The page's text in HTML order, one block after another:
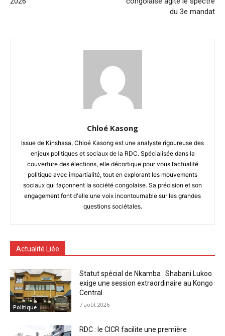
du 3e mandat
Chloé Kasong
Issue de Kinshasa, Chloé Kasong est une analyste rigoureuse des
enjeux politiques et sociaux de la RDC. Spécialisée dans la
couverture des élections, elle décortique pour vous l’actualité
politique avec impartialité, tout en explorant les mouvements
sociaux qui façonnent la société congolaise. Sa précision et son
engagement font d'elle une voix incontournable sur les grandes
questions sociétales.
Actualité Liée
Politique
Statut spécial de Nkamba : Shabani Lukoo
exige une session extraordinaire au Kongo
Central
7 août 2026
RDC : le CICR facilite une première